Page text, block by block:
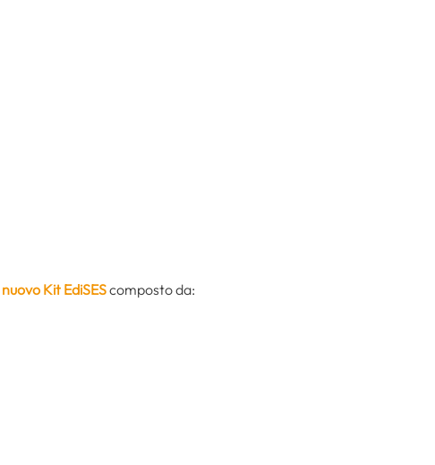
nuovo Kit EdiSEScomposto da: